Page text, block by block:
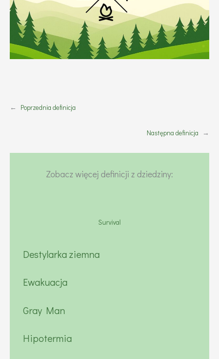
← Poprzednia definicja
Następna definicja →
Zobacz więcej definicji z dziedziny:
Survival
Destylarka ziemna
Ewakuacja
Gray Man
Hipotermia